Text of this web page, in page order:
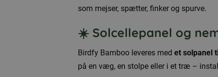
som mejser, spætter, finker og spurve.
☀️ Solcellepanel og
Birdfy Bamboo leveres med et solpanel
på en væg, en stolpe eller i et træ –